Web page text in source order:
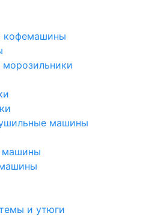
кофемашины
машины
машины
и утюги